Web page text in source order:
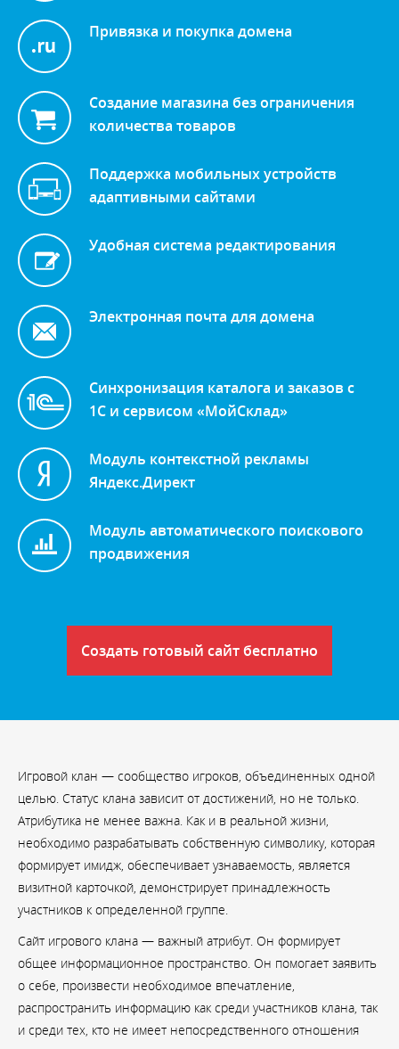
Привязка и покупка домена
Создание магазина без ограничения
количества товаров
Поддержка мобильных устройств
адаптивными сайтами
Удобная система редактирования
Электронная почта для домена
Синхронизация каталога и заказов с
1С и сервисом «МойСклад»
Модуль контекстной рекламы
Яндекс.Директ
Модуль автоматического поискового
продвижения
Создать готовый сайт бесплатно
Игровой клан — сообщество игроков, объединенных одной
целью. Статус клана зависит от достижений, но не только.
Атрибутика не менее важна. Как и в реальной жизни,
необходимо разрабатывать собственную символику, которая
формирует имидж, обеспечивает узнаваемость, является
визитной карточкой, демонстрирует принадлежность
участников к определенной группе.
Сайт игрового клана — важный атрибут. Он формирует
общее информационное пространство. Он помогает заявить
о себе, произвести необходимое впечатление,
распространить информацию как среди участников клана, так
и среди тех, кто не имеет непосредственного отношения